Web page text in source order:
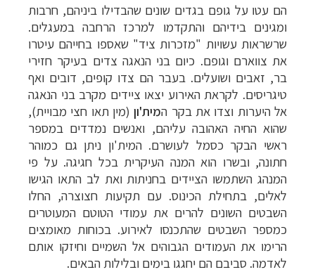
הם עטו על גופם בגדים שונים שהבדילו ביניהם, חרבות
ומגינים בידיהם והתקדמו למרכז הרחבה במעגלים.
שרשראות עשויות "מזכרות ציד" שאספו בחייהם עיטרו
את צווארם וגופם. כיום בני הנאגה צדים בעיקר חזירי
בר, זאבים ושועלים. בעבר הם צדו קופים, דובים ואף
טיגריסים. לקראת האירוע יצאו ציידים מקרב בני הנאגה
אל היערות וצדו את בקר המית'ון(מין תאו חצי מבויית),
שהוא החיה האהובה עליהם, ואנשים נמדדים במספר
ראשי הבקר כסמל לעושרם. המית'ון ניתן גם כמוהר
חתונה, ובשרו הוא המנה העיקרית בכל חגיגה. על פי
המנהג השתמשו הציידים בחניתות ואת לב התאו הגישו
לאלים, בתחילת הכינוס. עם תקיעות חצוצרה, החלו
השבטים השונים להרים את עמודי הטוטם המעוטרים
כמספר השבטים שהתכנסו לאירוע. בכוחות מאומצים
הרימו את העמודים הגבוהים אל השמיים וחיזקו אותם
לאדמה. סביבם הם יחגגו בימים ובלילות הבאים.